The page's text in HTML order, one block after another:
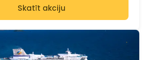
Skatīt akciju